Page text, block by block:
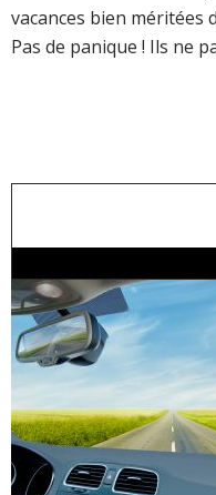
vacances bien méritées
Pas de panique ! Ils ne